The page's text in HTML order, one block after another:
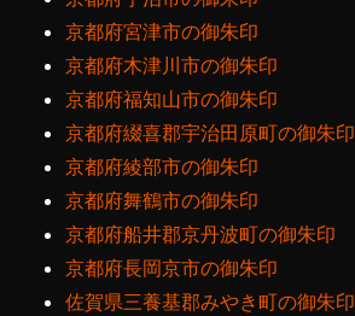
京都府宮津市の御朱印
京都府木津川市の御朱印
京都府福知山市の御朱印
京都府綴喜郡宇治田原町の御朱印
京都府綾部市の御朱印
京都府舞鶴市の御朱印
京都府船井郡京丹波町の御朱印
京都府長岡京市の御朱印
佐賀県三養基郡みやき町の御朱印